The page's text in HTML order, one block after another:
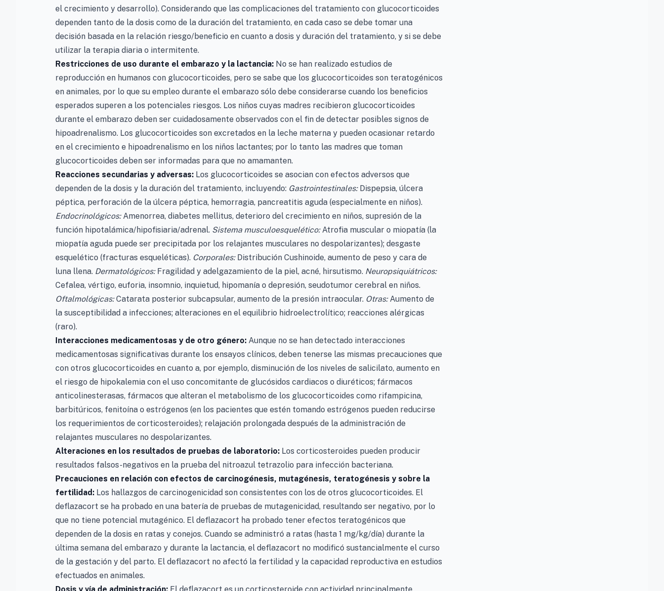
el crecimiento y desarrollo). Considerando que las complicaciones del tratamiento con glucocorticoides
dependen tanto de la dosis como de la duración del tratamiento, en cada caso se debe tomar una
decisión basada en la relación riesgo/beneficio en cuanto a dosis y duración del tratamiento, y si se debe
utilizar la terapia diaria o intermitente.
Restricciones de uso durante el embarazo y la lactancia: No se han realizado estudios de
reproducción en humanos con glucocorticoides, pero se sabe que los glucocorticoides son teratogénicos
en animales, por lo que su empleo durante el embarazo sólo debe considerarse cuando los beneficios
esperados superen a los potenciales riesgos. Los niños cuyas madres recibieron glucocorticoides
durante el embarazo deben ser cuidadosamente observados con el fin de detectar posibles signos de
hipoadrenalismo. Los glucocorticoides son excretados en la leche materna y pueden ocasionar retardo
en el crecimiento e hipoadrenalismo en los niños lactantes; por lo tanto las madres que toman
glucocorticoides deben ser informadas para que no amamanten.
Reacciones secundarias y adversas: Los glucocorticoides se asocian con efectos adversos que
dependen de la dosis y la duración del tratamiento, incluyendo: Gastrointestinales:Dispepsia, úlcera
péptica, perforación de la úlcera péptica, hemorragia, pancreatitis aguda (especialmente en niños).
Endocrinológicos:Amenorrea, diabetes mellitus, deterioro del crecimiento en niños, supresión de la
función hipotalámica/hipofisiaria/adrenal. Sistema musculoesquelético:Atrofia muscular o miopatía (la
miopatía aguda puede ser precipitada por los relajantes musculares no despolarizantes); desgaste
esquelético (fracturas esqueléticas). Corporales:Distribución Cushinoide, aumento de peso y cara de
luna llena. Dermatológicos:Fragilidad y adelgazamiento de la piel, acné, hirsutismo. Neuropsiquiátricos:
Cefalea, vértigo, euforia, insomnio, inquietud, hipomanía o depresión, seudotumor cerebral en niños.
Oftalmológicas:Catarata posterior subcapsular, aumento de la presión intraocular. Otras:Aumento de
la susceptibilidad a infecciones; alteraciones en el equilibrio hidroelectrolítico; reacciones alérgicas
(raro).
Interacciones medicamentosas y de otro género: Aunque no se han detectado interacciones
medicamentosas significativas durante los ensayos clínicos, deben tenerse las mismas precauciones que
con otros glucocorticoides en cuanto a, por ejemplo, disminución de los niveles de salicilato, aumento en
el riesgo de hipokalemia con el uso concomitante de glucósidos cardiacos o diuréticos; fármacos
anticolinesterasas, fármacos que alteran el metabolismo de los glucocorticoides como rifampicina,
barbitúricos, fenitoína o estrógenos (en los pacientes que estén tomando estrógenos pueden reducirse
los requerimientos de corticosteroides); relajación prolongada después de la administración de
relajantes musculares no despolarizantes.
Alteraciones en los resultados de pruebas de laboratorio: Los corticosteroides pueden producir
resultados falsos-negativos en la prueba del nitroazul tetrazolio para infección bacteriana.
Precauciones en relación con efectos de carcinogénesis, mutagénesis, teratogénesis y sobre la
fertilidad: Los hallazgos de carcinogenicidad son consistentes con los de otros glucocorticoides. El
deflazacort se ha probado en una batería de pruebas de mutagenicidad, resultando ser negativo, por lo
que no tiene potencial mutagénico. El deflazacort ha probado tener efectos teratogénicos que
dependen de la dosis en ratas y conejos. Cuando se administró a ratas (hasta 1 mg/kg/día) durante la
última semana del embarazo y durante la lactancia, el deflazacort no modificó sustancialmente el curso
de la gestación y del parto. El deflazacort no afectó la fertilidad y la capacidad reproductiva en estudios
efectuados en animales.